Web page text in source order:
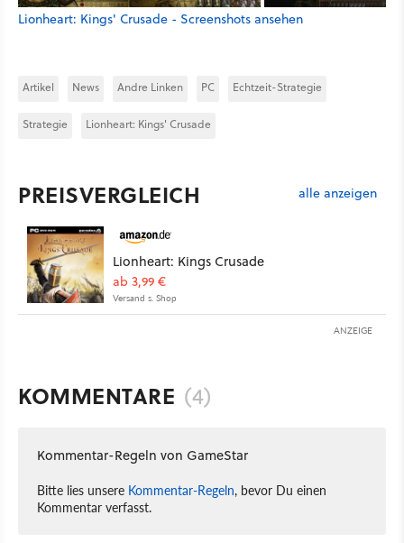
Lionheart: Kings' Crusade - Screenshots ansehen
Artikel News Andre Linken PC Echtzeit-Strategie
Strategie Lionheart: Kings' Crusade
PREISVERGLEICH alle anzeigen
Lionheart: Kings Crusade
ab 3,99 €
Versand s. Shop
ANZEIGE
KOMMENTARE (4)
Kommentar-Regeln von GameStar
Bitte lies unsere Kommentar-Regeln, bevor Du einen
Kommentar verfasst.